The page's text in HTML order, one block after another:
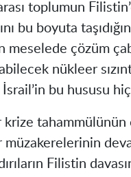
toplumun
bu boyuta
çözüm
nükleer
bu hususu
tahammülünün
müzakerelerinin
Filistin